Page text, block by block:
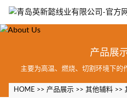
产品展
主要为高温、燃烧、切割环境下的
HOME>> 产品展示>> 其他辅料>>